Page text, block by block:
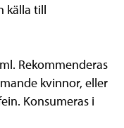
källa till
Rekommenderas
kvinnor, eller
Konsumeras i